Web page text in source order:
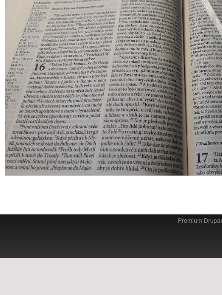
Premium